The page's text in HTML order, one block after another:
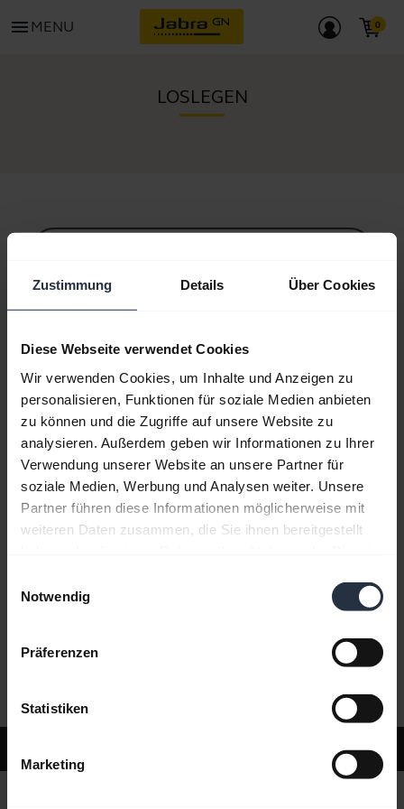
Zustimmung Details Über Cookies
Diese Webseite verwendet Cookies
Wir verwenden Cookies, um Inhalte und Anzeigen zu
personalisieren, Funktionen für soziale Medien anbieten
zu können und die Zugriffe auf unsere Website zu
analysieren. Außerdem geben wir Informationen zu Ihrer
Verwendung unserer Website an unsere Partner für
soziale Medien, Werbung und Analysen weiter. Unsere
Partner führen diese Informationen möglicherweise mit
weiteren Daten zusammen, die Sie ihnen bereitgestellt
Notwendig
Präferenzen
Statistiken
Marketing
menu MENU
LOSLEGEN
Anleitung zum Bluetooth-Pairing
Häufig gestellte Fragen (FAQ)
Produktunterlagen